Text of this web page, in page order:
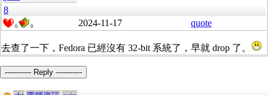
8
0 0 2024-11-17 quote
去查了一下，Fedora 已經沒有 32-bit 系統了，早就 drop 了。
----------- Reply -----------